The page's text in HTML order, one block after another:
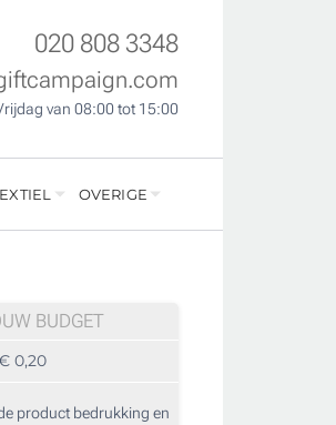
020 808 3348
van 08:00 tot 15:00
OVERIGE
BUDGET
0,20
product bedrukking en